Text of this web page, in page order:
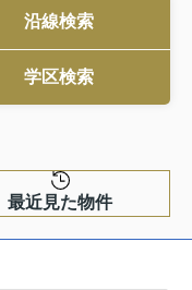
沿線検索
学区検索
最近見た物件